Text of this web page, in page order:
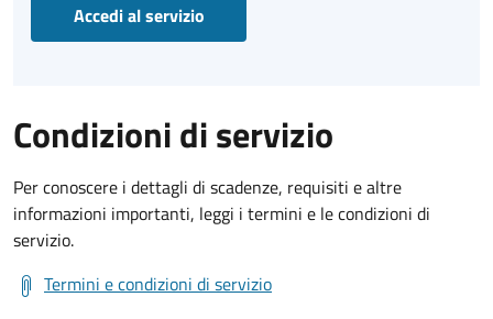
Accedi al servizio
Condizioni di servizio
Per conoscere i dettagli di scadenze, requisiti e altre
informazioni importanti, leggi i termini e le condizioni di
servizio.
Termini e condizioni di servizio